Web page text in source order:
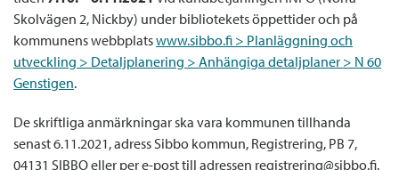
Skolvägen 2, Nickby) under bibliotekets öppettider och på
kommunens webbplatswww.sibbo.fi > Planläggning och
utveckling > Detaljplanering > Anhängiga detaljplaner > N 60
Genstigen.
De skriftliga anmärkningar ska vara kommunen tillhanda
senast 6.11.2021, adress Sibbo kommun, Registrering, PB 7,
04131 SIBBO eller per e-post till adressen registrering@sibbo.fi.